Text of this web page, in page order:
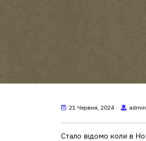
21 Червня, 2024 admin
Стало відомо коли в